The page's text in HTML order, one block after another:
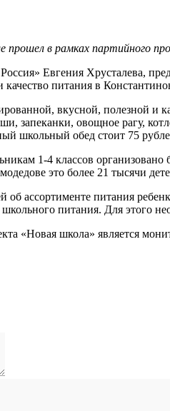
прошел в рамках партийного
Евгения Хрусталева,
питания в
вкусной, полезной и
запеканки, овощное рагу,
школьный обед стоит 75
1-4 классов организовано
это более 21 тысячи
ассортименте питания
питания. Для этого
«Новая школа» является